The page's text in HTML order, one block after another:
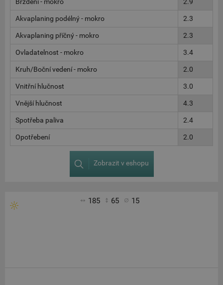
Akvaplaning podélný - mokro 2.3
Akvaplaning příčný - mokro 2.3
Ovladatelnost - mokro 3.4
Kruh/Boční vedení - mokro 2.0
Vnitřní hlučnost 3.0
Vnější hlučnost 4.3
Spotřeba paliva 2.4
Opotřebení 2.0
Zobrazit v eshopu
185 65 15